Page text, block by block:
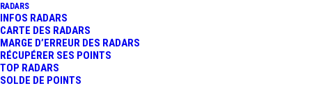
RADARS
INFOS RADARS
CARTE DES RADARS
MARGE D’ERREUR DES RADARS
RÉCUPÉRER SES POINTS
TOP RADARS
SOLDE DE POINTS
1 mai 2017